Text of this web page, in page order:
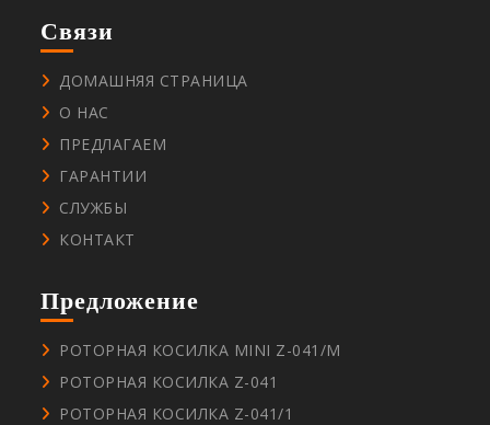
Связи
ДОМАШНЯЯ СТРАНИЦА
О НАС
ПРЕДЛАГАЕМ
ГАРАНТИИ
СЛУЖБЫ
КОНТАКТ
Предложение
РОТОРНАЯ КОСИЛКА MINI Z-041/M
РОТОРНАЯ КОСИЛКА Z-041
РОТОРНАЯ КОСИЛКА Z-041/1